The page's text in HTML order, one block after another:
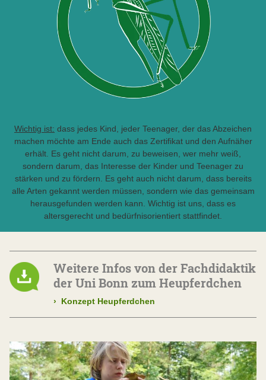
Wichtig ist: dass jedes Kind, jeder Teenager, der das Abzeichen
machen möchte am Ende auch das Zertifikat und den Aufnäher
erhält. Es geht nicht darum, zu beweisen, wer mehr weiß,
sondern darum, das Interesse der Kinder und Teenager zu
stärken und zu fördern. Es geht auch nicht darum, dass bereits
alle Arten gekannt werden müssen, sondern wie das gemeinsam
herausgefunden werden kann. Wichtig ist uns, dass es
altersgerecht und bedürfnisorientiert stattfindet.
Weitere Infos von der Fachdidaktik
der Uni Bonn zum Heupferdchen
› Konzept Heupferdchen